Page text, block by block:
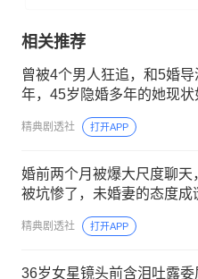
相关推荐
曾被4个男人狂追，和5婚
年，45岁隐婚多年的她现状
精典剧透社 打开APP
婚前两个月被爆大尺度聊天
被坑惨了，未婚妻的态度成
精典剧透社 打开APP
36岁女星镜头前含泪吐露委